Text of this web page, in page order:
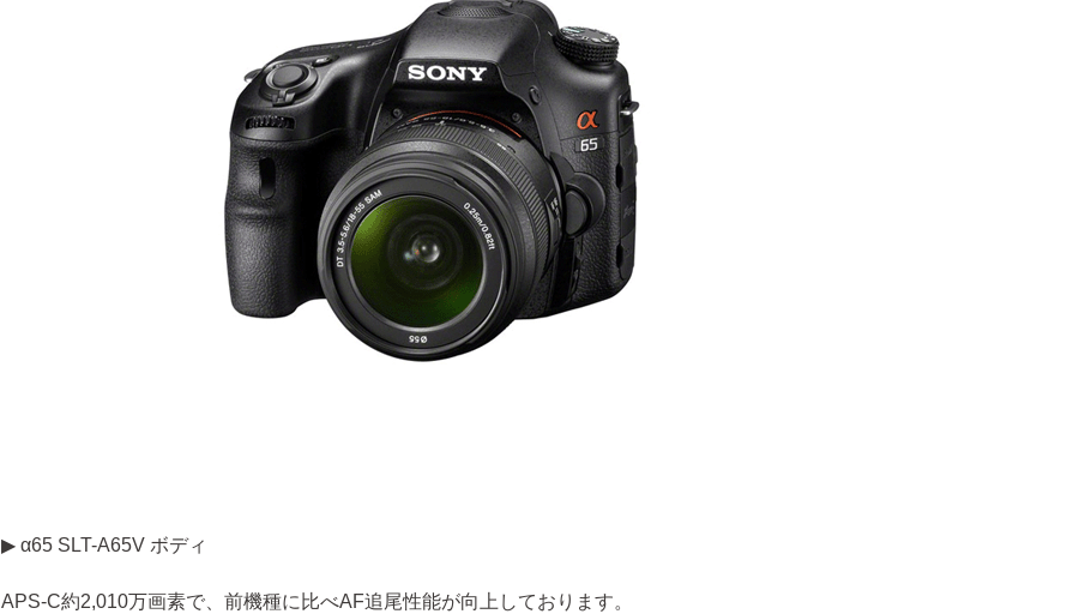
▶ α65 SLT-A65V ボディ
APS-C約2,010万画素で、前機種に比べAF追尾性能が向上しております。